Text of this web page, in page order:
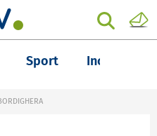
Sport Inchieste